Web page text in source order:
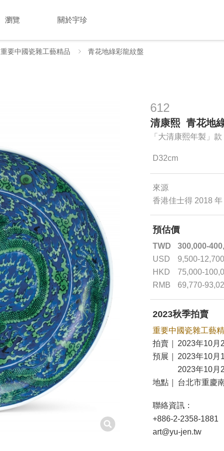
瀏覽 關於宇珍
重要中國瓷雜工藝精品 青花地綠彩龍紋盤
612
清康熙 青花地
「大清康熙年製」款
D32cm
來源
香港佳士得 2018
預估價
TWD
300,000-
USD
9,500-12,700
HKD
75,000-
RMB
69,770-
2023秋季拍賣
重要中國瓷雜工藝
拍賣｜
2023年10月
預展｜
2023年10月
2023年10月
地點｜
台北市重慶
聯絡資訊：
+886-2-2358-1881
art@yu-jen.tw